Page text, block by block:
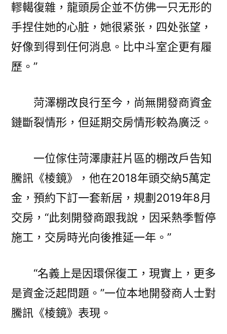
轇轕復雜，龍頭房企並不仿佛一只无形的
手捏住她的心脏，她很紧张，四处张望，
好像到得到任何消息。比中斗室企更有履
歷。”
菏澤棚改良行至今，尚無開發商資金
鏈斷裂情形，但延期交房情形較為廣泛。
一位傢住菏澤康莊片區的棚改戶告知
騰訊《棱鏡》，他在2018年頭交納5萬定
金，預約下訂一套新居，規劃2019年8月
交房，“此刻開發商跟我說，因采熱季暫停
施工，交房時光向後推延一年。”
“名義上是因環保復工，現實上，更多
是資金泛起問題。”一位本地開發商人士對
騰訊《棱鏡》表現。